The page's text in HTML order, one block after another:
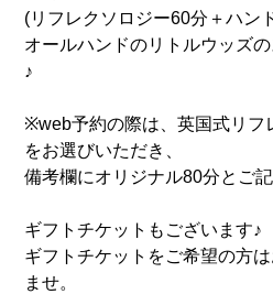
(リフレクソロジー60分＋ハン
オールハンドのリトルウッズ
♪
※web予約の際は、英国式リフ
をお選びいただき、
備考欄にオリジナル80分とご
ギフトチケットもございます♪
ギフトチケットをご希望の方
ませ。